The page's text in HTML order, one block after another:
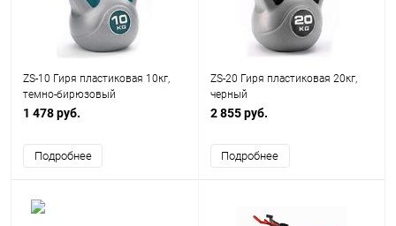
ZS-10 Гиря пластиковая 10кг,
темно-бирюзовый
1 478 руб.
Подробнее
ZS-20 Гиря пластиковая 20кг,
черный
2 855 руб.
Подробнее